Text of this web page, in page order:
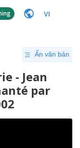
VI
Ẩn văn bản
- Jean
par